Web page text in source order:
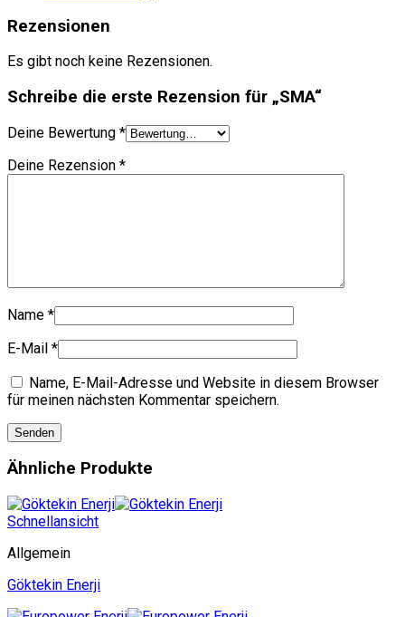
Rezensionen
Es gibt noch keine Rezensionen.
Schreibe die erste Rezension für „SMA“
Deine Bewertung *
Deine Rezension *
Name *
E-Mail *
Name, E-Mail-Adresse und Website in diesem Browser
für meinen nächsten Kommentar speichern.
Ähnliche Produkte
Schnellansicht
Allgemein
Göktekin Enerji